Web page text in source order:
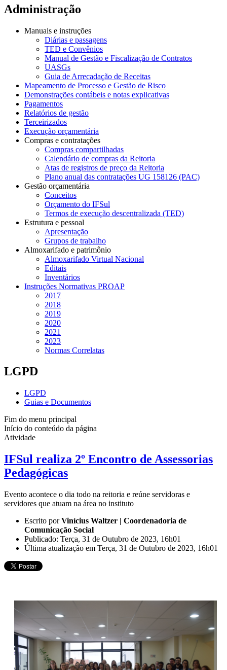
Administração
Manuais e instruções
Diárias e passagens
TED e Convênios
Manual de Gestão e Fiscalização de Contratos
UASGs
Guia de Arrecadação de Receitas
Mapeamento de Processo e Gestão de Risco
Demonstrações contábeis e notas explicativas
Pagamentos
Relatórios de gestão
Terceirizados
Execução orçamentária
Compras e contratações
Compras compartilhadas
Calendário de compras da Reitoria
Atas de registros de preço da Reitoria
Plano anual das contratações UG 158126 (PAC)
Gestão orçamentária
Conceitos
Orçamento do IFSul
Termos de execução descentralizada (TED)
Estrutura e pessoal
Apresentação
Grupos de trabalho
Almoxarifado e patrimônio
Almoxarifado Virtual Nacional
Editais
Inventários
Instruções Normativas PROAP
2017
2018
2019
2020
2021
2023
Normas Correlatas
LGPD
LGPD
Guias e Documentos
Fim do menu principal
Início do conteúdo da página
Atividade
IFSul realiza 2º Encontro de Assessorias
Pedagógicas
Evento acontece o dia todo na reitoria e reúne servidoras e
servidores que atuam na área no instituto
Escrito porVinícius Waltzer | Coordenadoria de
Comunicação Social
Publicado: Terça, 31 de Outubro de 2023, 16h01
Última atualização em Terça, 31 de Outubro de 2023, 16h01